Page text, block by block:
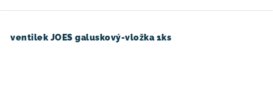
ventilek JOES galuskový-vložka 1ks